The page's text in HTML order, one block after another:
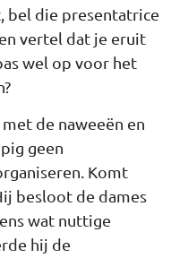
bel die presentatrice
vertel dat je eruit
wel op voor het
de naweeën en
geen
Komt
besloot de dames
wat nuttige
hij de